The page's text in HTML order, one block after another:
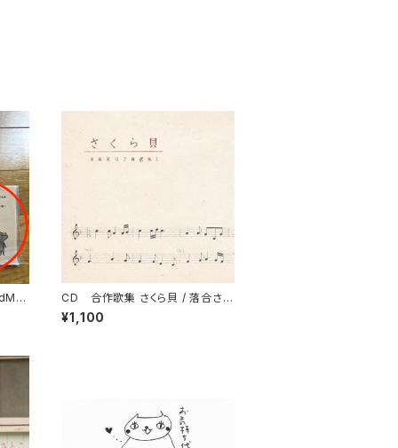
CD 合作歌集 さくら貝 / 落合さと
こ
¥1,100